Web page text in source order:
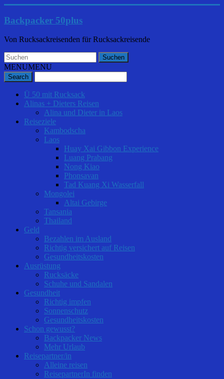
Backpacker 50plus
Von Rucksackreisenden für Rucksackreisende
MENUMENU
Ü 50 mit Rucksack
Alinas + Dieters Reisen
Alina und Dieter in Laos
Reiseziele
Kambodscha
Laos
Huay Xai Gibbon Experience
Luang Prabang
Nong Kiao
Phonsavan
Tad Kuang Xi Wasserfall
Mongolei
Altai Gebirge
Tansania
Thailand
Geld
Bezahlen im Ausland
Richtig versichert auf Reisen
Gesundheitskosten
Ausrüstung
Rucksäcke
Schuhe und Sandalen
Gesundheit
Richtig impfen
Sonnenschutz
Gesundheitskosten
Schon gewusst?
Backpacker News
Mehr Urlaub
Reisepartner/in
Alleine reisen
ReisepartnerIn finden